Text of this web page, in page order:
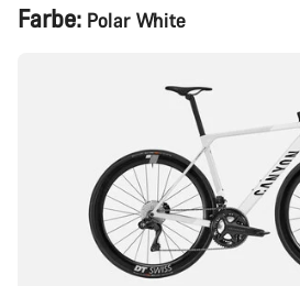
Produktkonfiguration
Farbe: Polar White